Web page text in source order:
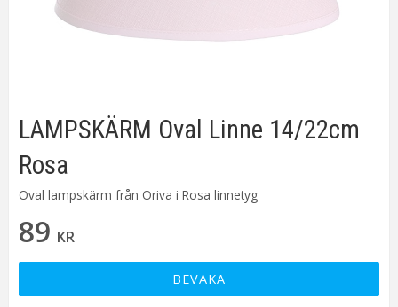
LAMPSKÄRM Oval Linne 14/22cm
Rosa
Oval lampskärm från Oriva i Rosa linnetyg
89 KR
BEVAKA